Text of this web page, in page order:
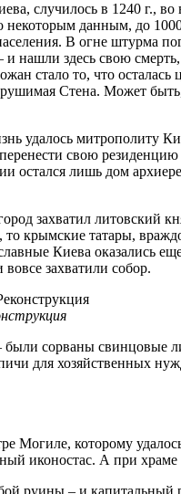
случилось в 1240 г.,
данным, до
В огне штурма
и нашли здесь свою
стало то, что осталась
Стена. Может быть,
удалось митрополиту
свою резиденцию
остался лишь дом
захватил литовский
крымские татары,
Киева оказались
захватили собор.
сорваны свинцовые
для хозяйственных
Могиле, которому
иконостас. А при
руины – и капитальный